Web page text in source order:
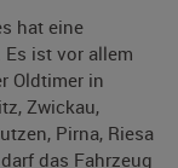
hat eine
ist vor allem
Oldtimer in
Zwickau,
Pirna, Riesa
das Fahrzeug